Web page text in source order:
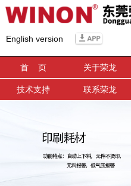
English version
首 页 关于荣龙
技术支持 联系荣龙
信息搜索